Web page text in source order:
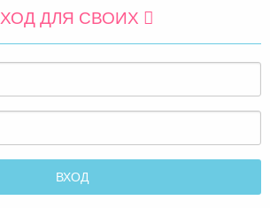
ДЛЯ СВОИХ